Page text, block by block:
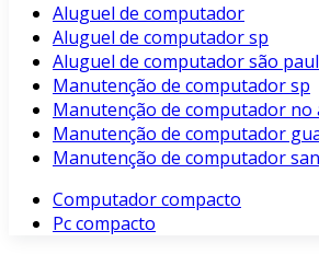
Aluguel de computador
Aluguel de computador sp
Aluguel de computador são
Manutenção de computador sp
Manutenção de computador no
Manutenção de computador
Manutenção de computador
Computador compacto
Pc compacto